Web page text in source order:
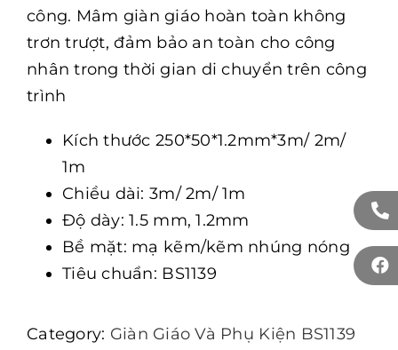
công. Mâm giàn giáo hoàn toàn không
trơn trượt, đảm bảo an toàn cho công
nhân trong thời gian di chuyển trên công
trình
Kích thước 250*50*1.2mm*3m/ 2m/
1m
Chiều dài: 3m/ 2m/ 1m
Độ dày: 1.5 mm, 1.2mm
Bề mặt: mạ kẽm/kẽm nhúng nóng
Tiêu chuẩn: BS1139
Category: Giàn Giáo Và Phụ Kiện BS1139